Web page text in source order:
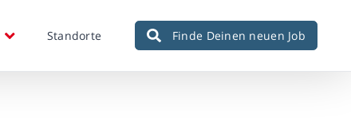
Standorte Finde Deinen neuen Job